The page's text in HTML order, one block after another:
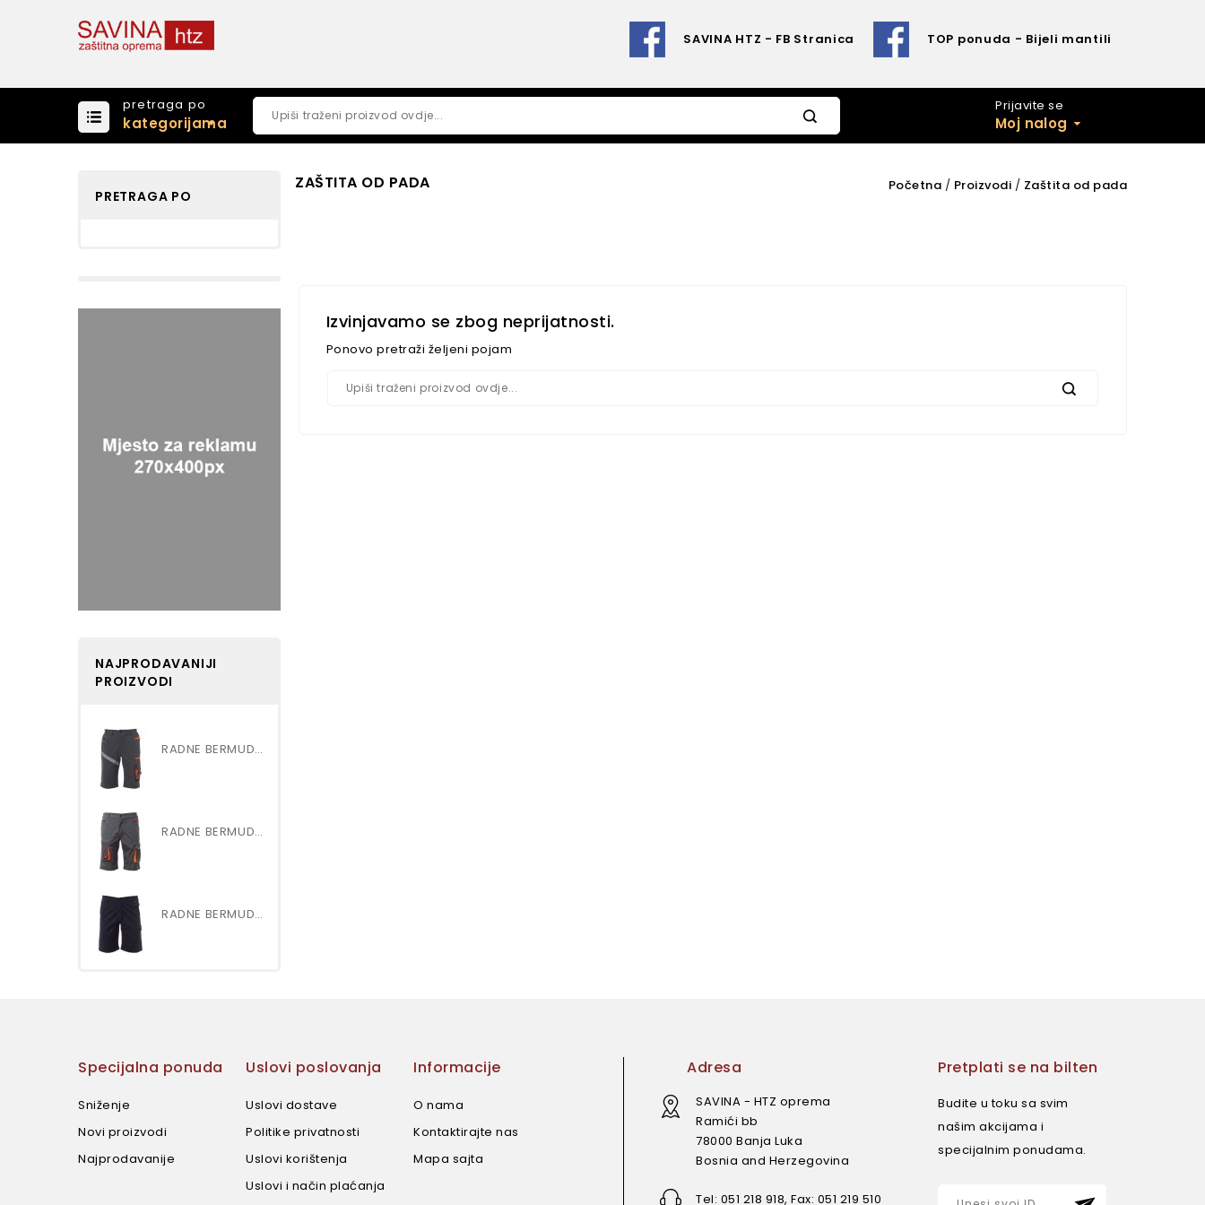
SAVINA HTZ - FB Stranica TOP ponuda - Bijeli mantili
pretraga po
kategorijama
Prijavite se
Moj nalog
PRETRAGA PO
NAJPRODAVANIJI
PROIZVODI
RADNE BERMUDE ŠORC NEXT 4W
RADNE BERMUDE ŠORC NEXT 400 S
RADNE BERMUDE art.SERVICE...
ZAŠTITA OD PADA Početna Proizvodi Zaštita od pada
Izvinjavamo se zbog neprijatnosti.
Ponovo pretraži željeni pojam
Specijalna ponuda
Sniženje
Novi proizvodi
Najprodavanije
Uslovi poslovanja
Uslovi dostave
Politike privatnosti
Uslovi korištenja
Uslovi i način plaćanja
Informacije
O nama
Kontaktirajte nas
Mapa sajta
Adresa
SAVINA - HTZ oprema
Ramići bb
78000 Banja Luka
Bosnia and Herzegovina
Tel: 051 218 918, Fax: 051 219 510
Pretplati se na bilten
Budite u toku sa svim
našim akcijama i
specijalnim ponudama.